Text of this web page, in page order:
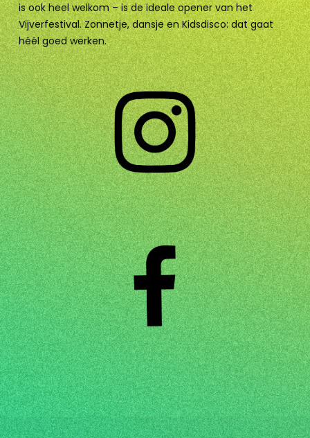
is ook heel welkom – is de ideale opener van het
Vijverfestival. Zonnetje, dansje en Kidsdisco: dat gaat
héél goed werken.